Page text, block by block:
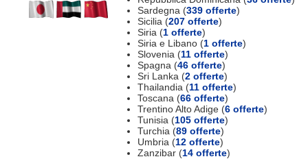
Sardegna (339 offerte)
Sicilia (207 offerte)
Siria (1 offerte)
Siria e Libano (1 offerte)
Slovenia (11 offerte)
Spagna (46 offerte)
Sri Lanka (2 offerte)
Thailandia (11 offerte)
Toscana (66 offerte)
Trentino Alto Adige (6 offerte)
Tunisia (105 offerte)
Turchia (89 offerte)
Umbria (12 offerte)
Zanzibar (14 offerte)